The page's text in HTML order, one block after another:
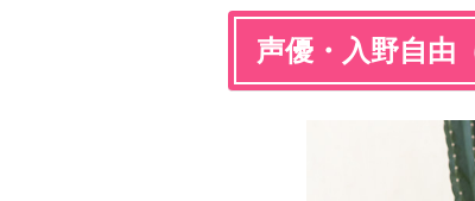
声優・入野自由